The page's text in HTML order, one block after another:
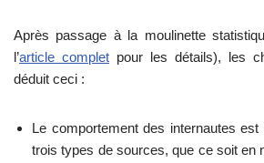
Après passage à la moulinette
l’article complet pour les détails), les
déduit ceci :
Le comportement des internautes
trois types de sources, que ce soit en